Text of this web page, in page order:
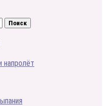
напролёт